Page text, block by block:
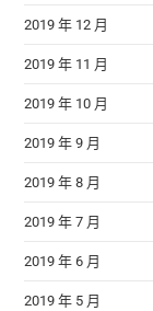
2019 年 12 月
2019 年 11 月
2019 年 10 月
2019 年 9 月
2019 年 8 月
2019 年 7 月
2019 年 6 月
2019 年 5 月